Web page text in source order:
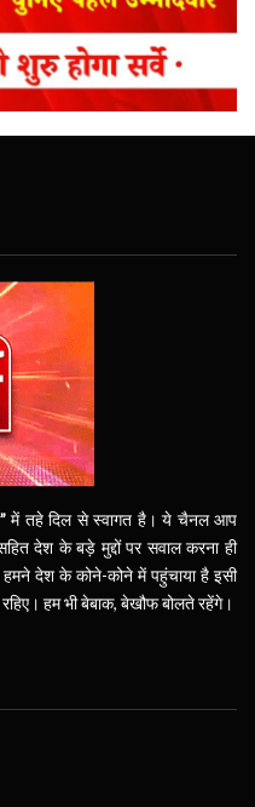
में तहे दिल से स्वागत है। ये चैनल आप
देश के बड़े मुद्दों पर सवाल करना ही
देश के कोने-कोने में पहुंचाया है इसी
रहिए। हम भी बेबाक, बेखौफ बोलते रहेंगे।